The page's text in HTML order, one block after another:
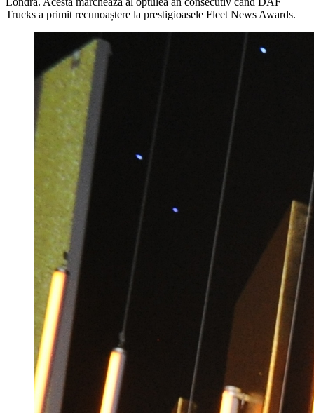
Trucks a primit recunoaștere la prestigioasele Fleet News Awards.